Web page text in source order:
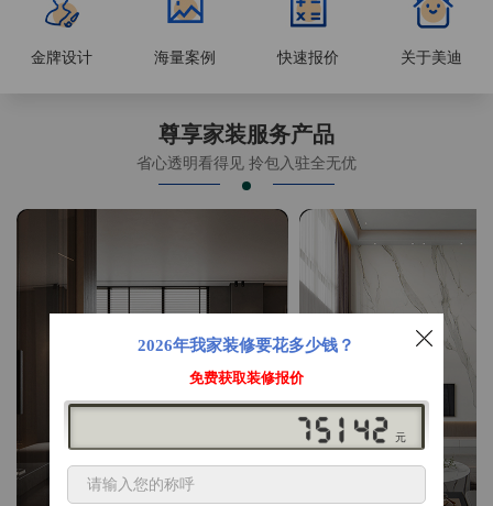
金牌设计 海量案例 快速报价 关于美迪
尊享家装服务产品
省心透明看得见 拎包入驻全无优